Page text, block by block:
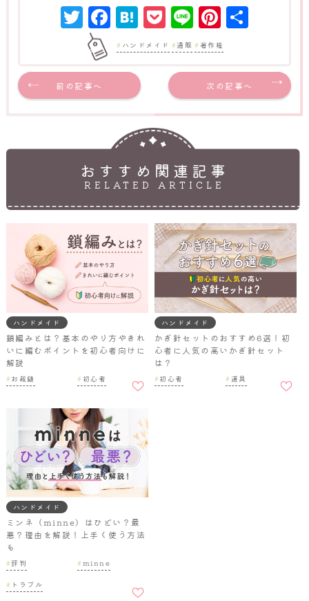
Twitter
Facebook
Hatena
Pocket
Line
ハンドメイド 通販 著作権
前の記事へ 次の記事へ
おすすめ関連記事
RELATED ARTICLE
ハンドメイド
鎖編みとは？基本のやり方やきれ
いに編むポイントを初心者向けに
解説
お裁縫 初心者
入りに
ハンドメイド
かぎ針セットのおすすめ6選！初
心者に人気の高いかぎ針セット
は？
初心者 道具
入りに
ハンドメイド
ミンネ（minne）はひどい？最
悪？理由を解説！上手く使う方法
も
評判 minne
トラブル
入りに